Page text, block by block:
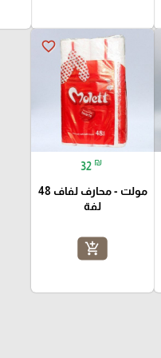
favorite_border
32 ₪
مولت - محارف لفاف 48
لفة
add_shopping_cart